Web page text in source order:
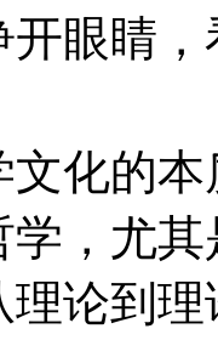
眼睛
的本
，尤
理论到